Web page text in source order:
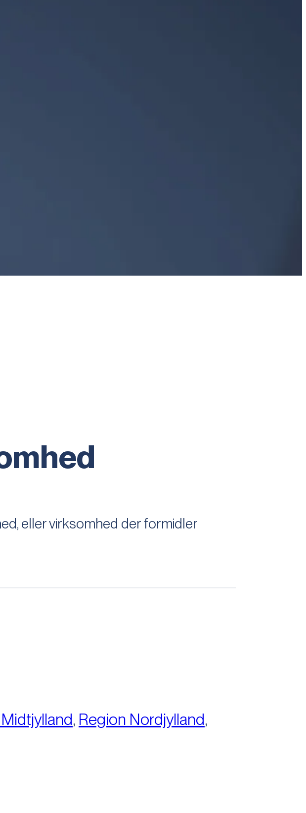
eller virksomhed der formidler
, Region Nordjylland,